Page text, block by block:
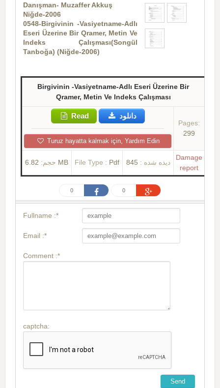
Danışman- Muzaffer Akkuş
Niğde-2006
0548-Birgivinin -Vasiyetname-Adlı
Eseri Üzerine Bir Qramer, Metin Ve
Indeks Çalışması(Songül
Tanboğa) (Niğde-2006)
Birgivinin -Vasiyetname-Adlı Eseri Üzerine Bir
Qramer, Metin Ve Indeks Çalışması
Read دانلود
Turuz hayatta kalmak için, Yardım Edin
Pages:
299
حجم: 6.82 MB File Type : Pdf دیده شده : 845
Damage
report
0 0
Fullname :*
Email :*
Comment :*
captcha: